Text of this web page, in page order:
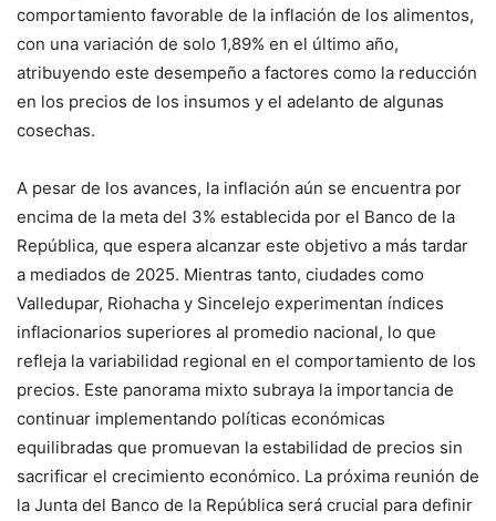
Sobre…https://t.co/Tj5u313vmE
— Gustavo Petro (@petrogustavo)March 7, 2024
comportamiento favorable de la inflación de los alimentos,
con una variación de solo 1,89% en el último año,
atribuyendo este desempeño a factores como la reducción
en los precios de los insumos y el adelanto de algunas
cosechas.
A pesar de los avances, la inflación aún se encuentra por
encima de la meta del 3% establecida por el Banco de la
República, que espera alcanzar este objetivo a más tardar
a mediados de 2025. Mientras tanto, ciudades como
Valledupar, Riohacha y Sincelejo experimentan índices
inflacionarios superiores al promedio nacional, lo que
refleja la variabilidad regional en el comportamiento de los
precios. Este panorama mixto subraya la importancia de
continuar implementando políticas económicas
equilibradas que promuevan la estabilidad de precios sin
sacrificar el crecimiento económico. La próxima reunión de
la Junta del Banco de la República será crucial para definir